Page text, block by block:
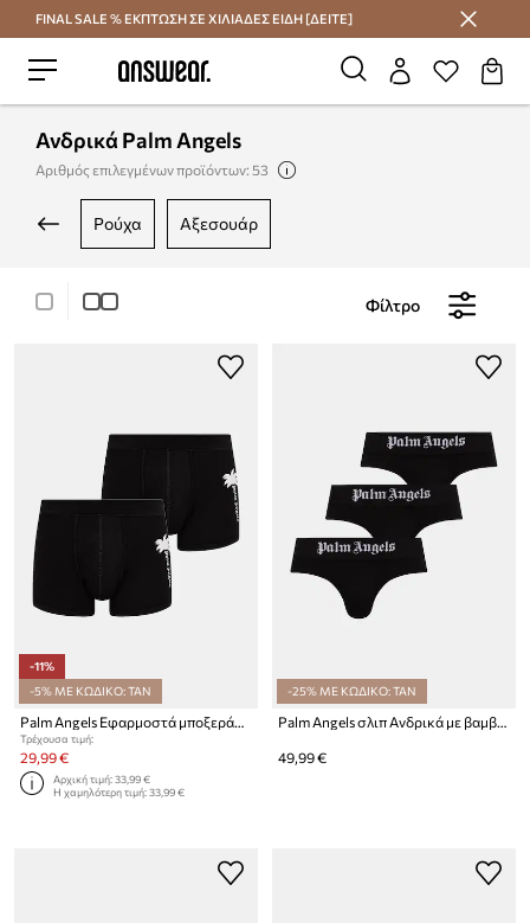
Εξοικονομήστε με το Answear Club
FINAL SALE % ΕΚΠΤΩΣΗ ΣΕ ΧΙΛΙΑΔΕΣ ΕΙΔΗ [ΔΕΙΤΕ]
Ανδρικά Palm Angels
Αριθμός επιλεγμένων προϊόντων: 53
ρούχα αξεσουάρ
Φίλτρο
-11%
-5% ΜΕ ΚΩΔΙΚΟ: TAN
Palm Angels Εφαρμοστά μποξεράκια ανδρικά βαμβακερά με ελαστάν 2-pack
Τρέχουσα τιμή:
29,99 €
Αρχική τιμή:33,99 €
Η χαμηλότερη τιμή:33,99 €
-25% ΜΕ ΚΩΔΙΚΟ: TAN
Palm Angels σλιπ Ανδρικά με βαμβάκι 3-pack
49,99 €